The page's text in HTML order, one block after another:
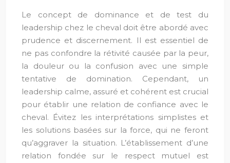
Le concept de dominance et de test du
leadership chez le cheval doit être abordé avec
prudence et discernement. Il est essentiel de
ne pas confondre la rétivité causée par la peur,
la douleur ou la confusion avec une simple
tentative de domination. Cependant, un
leadership calme, assuré et cohérent est crucial
pour établir une relation de confiance avec le
cheval. Évitez les interprétations simplistes et
les solutions basées sur la force, qui ne feront
qu’aggraver la situation. L’établissement d’une
relation fondée sur le respect mutuel est